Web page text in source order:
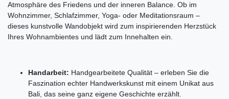
Atmosphäre des Friedens und der inneren Balance. Ob im
Wohnzimmer, Schlafzimmer, Yoga- oder Meditationsraum –
dieses kunstvolle Wandobjekt wird zum inspirierenden Herzstück
Ihres Wohnambientes und lädt zum Innehalten ein.
Handarbeit: Handgearbeitete Qualität – erleben Sie die
Faszination echter Handwerkskunst mit einem Unikat aus
Bali, das seine ganz eigene Geschichte erzählt.